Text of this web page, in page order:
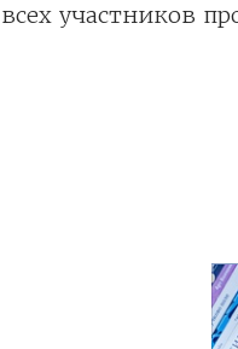
всех участников